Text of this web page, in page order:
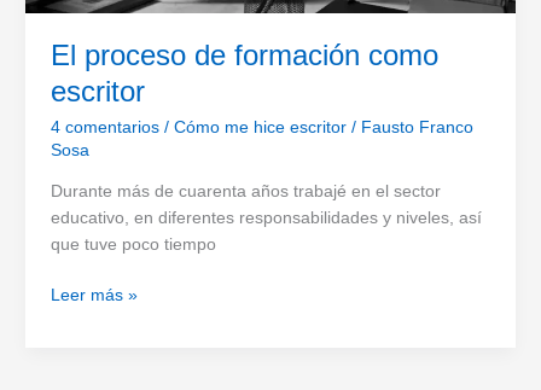
El proceso de formación como
escritor
4 comentarios / Cómo me hice escritor/ Fausto Franco
Sosa
Durante más de cuarenta años trabajé en el sector
educativo, en diferentes responsabilidades y niveles, así
que tuve poco tiempo
El
Leer más »